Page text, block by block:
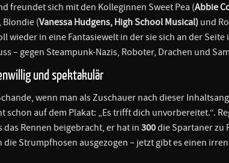
freundet sich mit den Kolleginnen Sweet Pea (Abbie
Blondie (Vanessa Hudgens, High School Musical) und
wieder in eine Fantasiewelt in der sie sich an der
– gegen Steampunk-Nazis, Roboter, Drachen und
und spektakulär
wenn man als Zuschauer nach dieser
schon auf dem Plakat: „Es trifft dich unvorbereitet.“.
das Rennen beigebracht, er hat in 300die Spartaner zu
die Strumpfhosen ausgezogen – jetzt gibt es einen